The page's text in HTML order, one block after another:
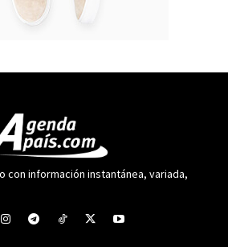
con información instantánea, variada,